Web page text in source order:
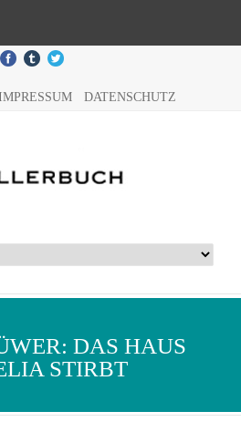
DATENSCHUTZ
DAS HAUS
STIRBT